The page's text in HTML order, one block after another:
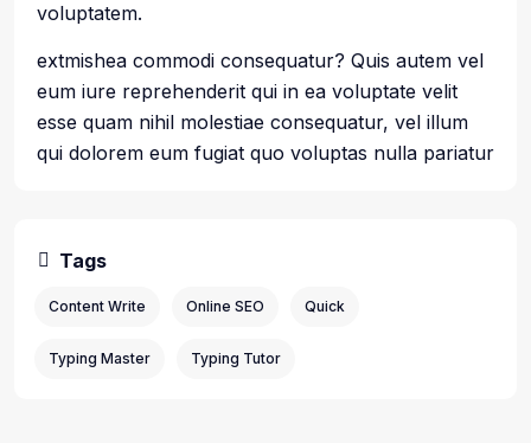
voluptatem.
extmishea commodi consequatur? Quis autem vel
eum iure reprehenderit qui in ea voluptate velit
esse quam nihil molestiae consequatur, vel illum
qui dolorem eum fugiat quo voluptas nulla pariatur
Tags
Content Write Online SEO Quick
Typing Master Typing Tutor